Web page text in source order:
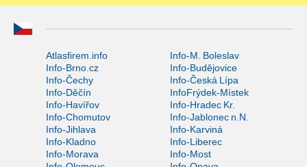
Atlasfirem.info
Info-M. Boleslav
Info-Brno.cz
Info-Budějovice
Info-Čechy
Info-Česká Lípa
Info-Děčín
InfoFrýdek-Místek
Info-Havířov
Info-Hradec Kr.
Info-Chomutov
Info-Jablonec n.N.
Info-Jihlava
Info-Karviná
Info-Kladno
Info-Liberec
Info-Morava
Info-Most